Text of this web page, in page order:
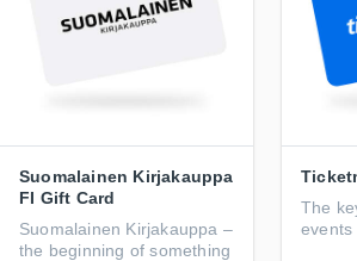
Suomalainen Kirjakauppa
FI Gift Card
Suomalainen Kirjakauppa –
the beginning of something
The
events